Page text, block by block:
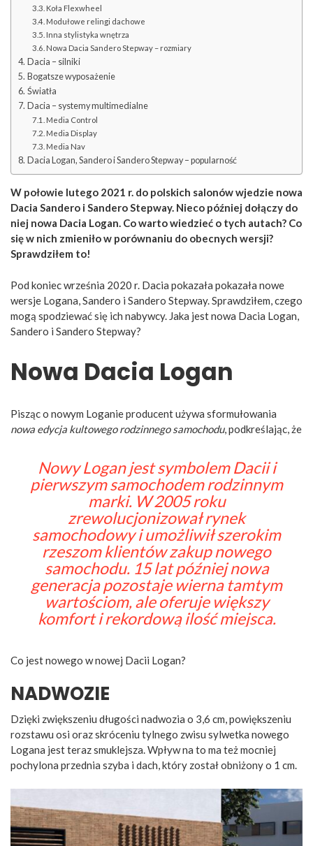
Koła Flexwheel
Modułowe relingi dachowe
Inna stylistyka wnętrza
Nowa Dacia Sandero Stepway – rozmiary
Dacia – silniki
Bogatsze wyposażenie
Światła
Dacia – systemy multimedialne
Media Control
Media Display
Media Nav
Dacia Logan, Sandero i Sandero Stepway – popularność
W połowie lutego 2021 r. do polskich salonów wjedzie nowa
Dacia Sandero i Sandero Stepway. Nieco później dołączy do
niej nowa Dacia Logan. Co warto wiedzieć o tych autach? Co
się w nich zmieniło w porównaniu do obecnych wersji?
Sprawdziłem to!
Pod koniec września 2020 r. Dacia pokazała pokazała nowe
wersje Logana, Sandero i Sandero Stepway. Sprawdziłem, czego
mogą spodziewać się ich nabywcy. Jaka jest nowa Dacia Logan,
Sandero i Sandero Stepway?
Nowa Dacia Logan
Pisząc o nowym Loganie producent używa sformułowania
nowa edycja kultowego rodzinnego samochodu, podkreślając, że
Nowy Logan jest symbolem Dacii i
pierwszym samochodem rodzinnym
marki. W 2005 roku
zrewolucjonizował rynek
samochodowy i umożliwił szerokim
rzeszom klientów zakup nowego
samochodu. 15 lat później nowa
generacja pozostaje wierna tamtym
wartościom, ale oferuje większy
komfort i rekordową ilość miejsca.
Co jest nowego w nowej Dacii Logan?
NADWOZIE
Dzięki zwiększeniu długości nadwozia o 3,6 cm, powiększeniu
rozstawu osi oraz skróceniu tylnego zwisu sylwetka nowego
Logana jest teraz smuklejsza. Wpływ na to ma też mocniej
pochylona przednia szyba i dach, który został obniżony o 1 cm.